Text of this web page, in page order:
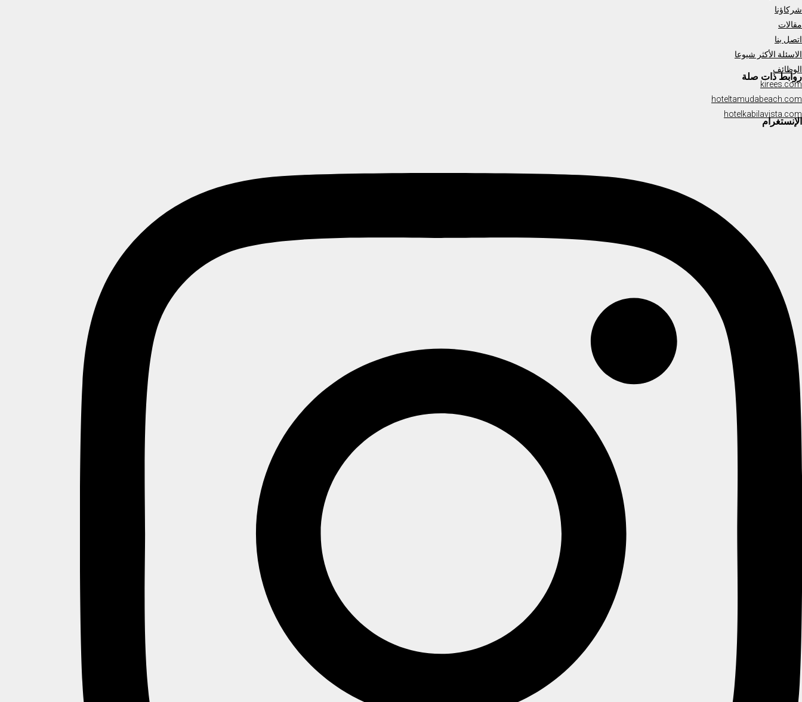
شركاؤنا
مقالات
اتصل بنا
الاسئلة الأكثر شيوعا
الوظائف
روابط ذات صلة
kirees.com
hoteltamudabeach.com
hotelkabilavista.com
الإنستغرام